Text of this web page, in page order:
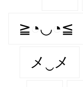
≧◔◡◔≦
メ‿メ